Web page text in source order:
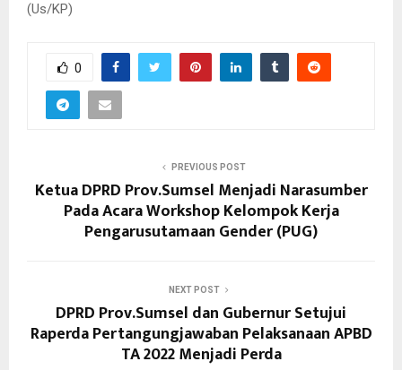
(Us/KP)
0
PREVIOUS POST
Ketua DPRD Prov.Sumsel Menjadi Narasumber
Pada Acara Workshop Kelompok Kerja
Pengarusutamaan Gender (PUG)
NEXT POST
DPRD Prov.Sumsel dan Gubernur Setujui
Raperda Pertangungjawaban Pelaksanaan APBD
TA 2022 Menjadi Perda